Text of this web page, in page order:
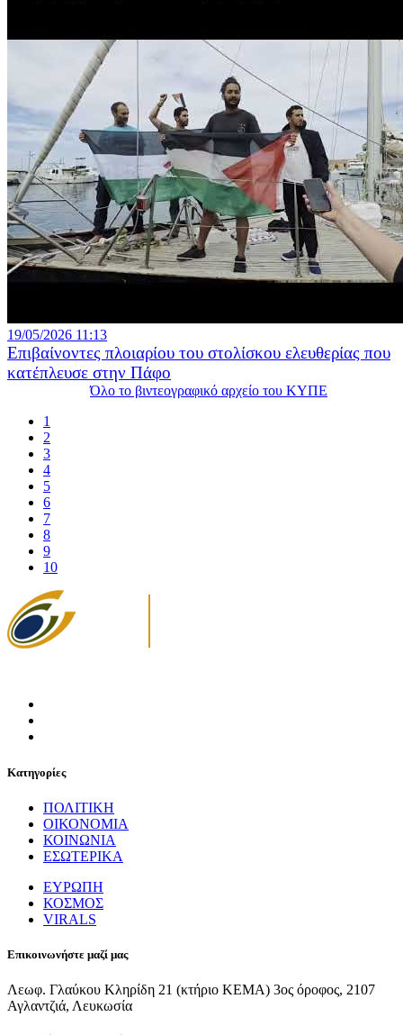
19/05/2026 11:13
Επιβαίνοντες πλοιαρίου του στολίσκου ελευθερίας που
κατέπλευσε στην Πάφο
Όλο το βιντεογραφικό αρχείο του ΚΥΠΕ
1
2
3
4
5
6
7
8
9
10
Κατηγορίες
ΠΟΛΙΤΙΚΗ
ΟΙΚΟΝΟΜΙΑ
ΚΟΙΝΩΝΙΑ
ΕΣΩΤΕΡΙΚΑ
ΕΥΡΩΠΗ
ΚΟΣΜΟΣ
VIRALS
Επικοινωνήστε μαζί μας
Λεωφ. Γλαύκου Κληρίδη 21 (κτήριο ΚΕΜΑ) 3ος όροφος, 2107
Αγλαντζιά, Λευκωσία